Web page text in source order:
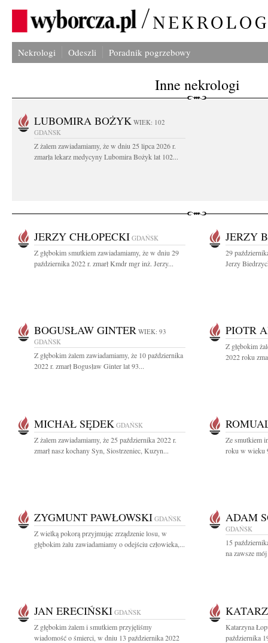
Nekrologi Odeszli Poradnik pogrzebowy
Inne nekrologi
LUBOMIRA BOŻYK WIEK: 102
GDAŃSK
Z żalem zawiadamiamy, że w dniu 25 lipca 2026 r.
zmarła lekarz medycyny Lubomira Bożyk lat 102...
JERZY CHŁOPECKI GDAŃSK
Z głębokim smutkiem zawiadamiamy, że w dniu 29
października 2022 r. zmarł Kmdr mgr inż. Jerzy...
JERZY
29
Jerzy
BOGUSŁAW GINTER WIEK: 93
GDAŃSK
Z głębokim żalem zawiadamiamy, że 10 października
2022 r. zmarł Bogusław Ginter lat 93...
PIOTR
Z głębokim
2022 roku
MICHAŁ SĘDEK GDAŃSK
Z żalem zawiadamiamy, że 25 października 2022 r.
zmarł nasz kochany Syn, Siostrzeniec, Kuzyn...
Ze smutkiem
roku w wieku
ZYGMUNT PAWŁOWSKI GDAŃSK
Z wielką pokorą przyjmując zrządzenie losu, w
głębokim żalu zawiadamiamy o odejściu człowieka,...
ADAM
GDAŃSK
15
na zawsze
JAN ERECIŃSKI GDAŃSK
Z głębokim żalem i smutkiem przyjęliśmy
wiadomość o śmierci, w dniu 13 października 2022
Katarzyna
października